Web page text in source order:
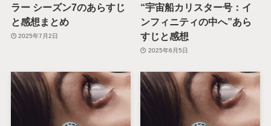
ラー シーズン7のあらすじ
と感想まとめ
2025年7月2日
“宇宙船カリスター号：イ
ンフィニティの中へ”あら
すじと感想
2025年6月5日